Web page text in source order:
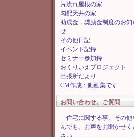
片流れ屋根の家
勾配天井の家
助成金．奨励金制度のお知
せ
その他日記
イベント記録
セミナー参加録
おくりいえプロジェクト
出張所だより
CM作成：動画集です
お問い合わせ。ご質問
住宅に関する事、その他
んでも。お声をお聞かせく